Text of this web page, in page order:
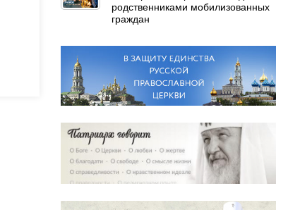
родственниками мобилизованных
граждан